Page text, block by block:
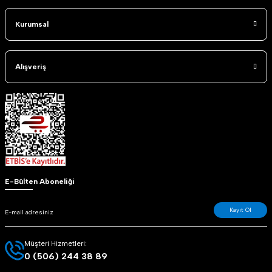
Kurumsal
Alışveriş
E-Bülten Aboneliği
Kayıt Ol
Müşteri Hizmetleri:
0 (506) 244 38 89